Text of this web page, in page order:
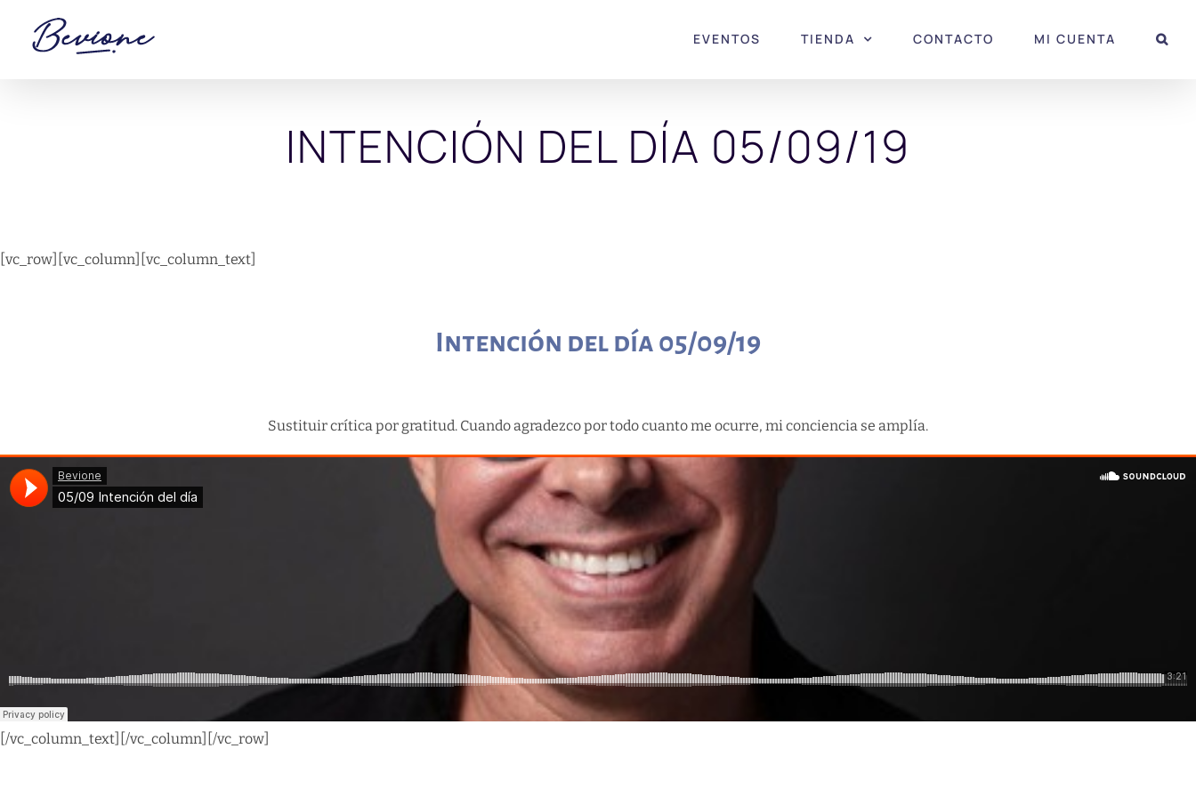
contenido
EVENTOS TIENDA CONTACTO MI CUENTA
INTENCIÓN DEL DÍA 05/09/19
[vc_row][vc_column][vc_column_text]
Intención del día 05/09/19
Sustituir crítica por gratitud. Cuando agradezco por todo cuanto me ocurre, mi conciencia se amplía.
[/vc_column_text][/vc_column][/vc_row]